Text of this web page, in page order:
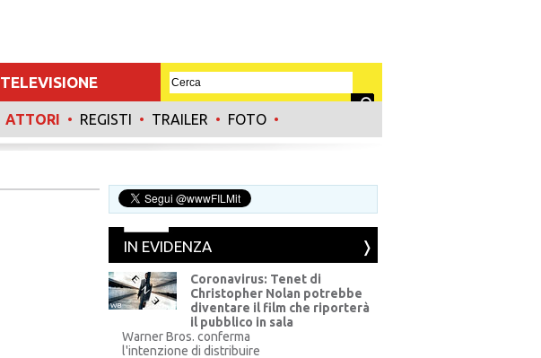
TELEVISIONE
ATTORI • REGISTI • TRAILER • FOTO •
IN EVIDENZA
WB
Coronavirus: Tenet di
Christopher Nolan potrebbe
diventare il film che riporterà
il pubblico in sala
Warner Bros. conferma
l'intenzione di distribuire